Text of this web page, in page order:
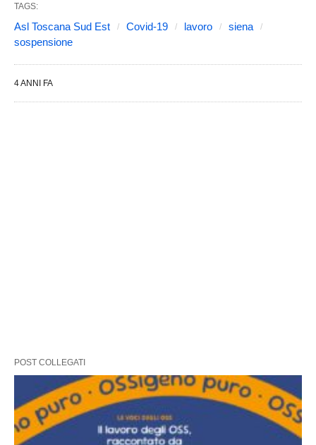
TAGS:
Asl Toscana Sud Est Covid-19 lavoro
siena
sospensione
4 ANNI FA
POST COLLEGATI